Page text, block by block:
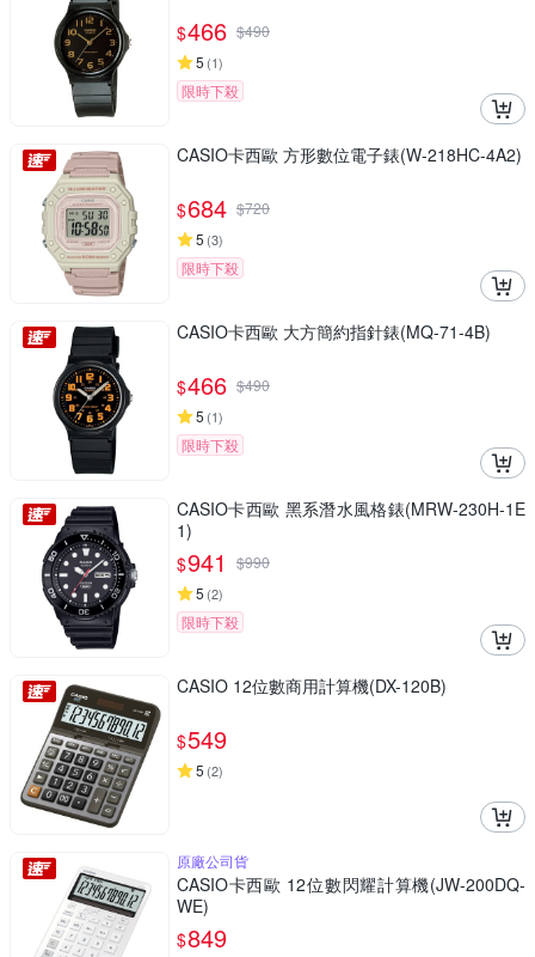
$466 $490
5 (1)
限時下殺
CASIO卡西歐 方形數位電子錶(W-218HC-4A2)
$684 $720
5 (3)
限時下殺
CASIO卡西歐 大方簡約指針錶(MQ-71-4B)
$466 $490
5 (1)
限時下殺
CASIO卡西歐 黑系潛水風格錶(MRW-230H-1E
1)
$941 $990
5 (2)
限時下殺
CASIO 12位數商用計算機(DX-120B)
$549
5 (2)
原廠公司貨
CASIO卡西歐 12位數閃耀計算機(JW-200DQ-
WE)
$849